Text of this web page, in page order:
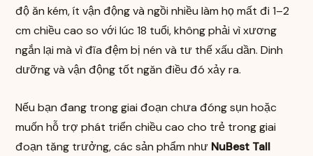
độ ăn kém, ít vận động và ngồi nhiều làm họ mất đi 1–2
cm chiều cao so với lúc 18 tuổi, không phải vì xương
ngắn lại mà vì đĩa đệm bị nén và tư thế xấu dần. Dinh
dưỡng và vận động tốt ngăn điều đó xảy ra.
Nếu bạn đang trong giai đoạn chưa đóng sụn hoặc
muốn hỗ trợ phát triển chiều cao cho trẻ trong giai
đoạn tăng trưởng, các sản phẩm như NuBest Tall